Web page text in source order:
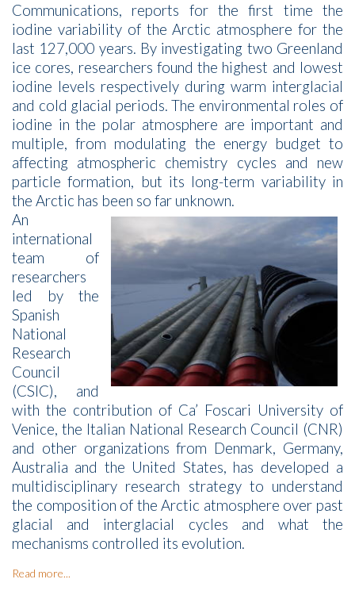
Communications, reports for the first time the
iodine variability of the Arctic atmosphere for the
last 127,000 years. By investigating two Greenland
ice cores, researchers found the highest and lowest
iodine levels respectively during warm interglacial
and cold glacial periods. The environmental roles of
iodine in the polar atmosphere are important and
multiple, from modulating the energy budget to
affecting atmospheric chemistry cycles and new
particle formation, but its long-term variability in
the Arctic has been so far unknown.
An
international
team of
researchers
led by the
Spanish
National
Research
Council
(CSIC), and
with the contribution of Ca’ Foscari University of
Venice, the Italian National Research Council (CNR)
and other organizations from Denmark, Germany,
Australia and the United States, has developed a
multidisciplinary research strategy to understand
the composition of the Arctic atmosphere over past
glacial and interglacial cycles and what the
mechanisms controlled its evolution.
Read more...